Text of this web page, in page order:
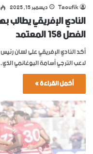
Taoufik ديسمبر 15, 2025
النادي الإفريقي يطالب
الفصل 158 المعتمد
أكد النادي الإفريقي على لسان
لاعب الترجي أسامة البوغانمي
أكمل القراءة »